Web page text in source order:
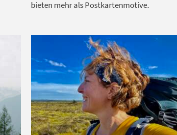
bieten mehr als Postkartenmotive.